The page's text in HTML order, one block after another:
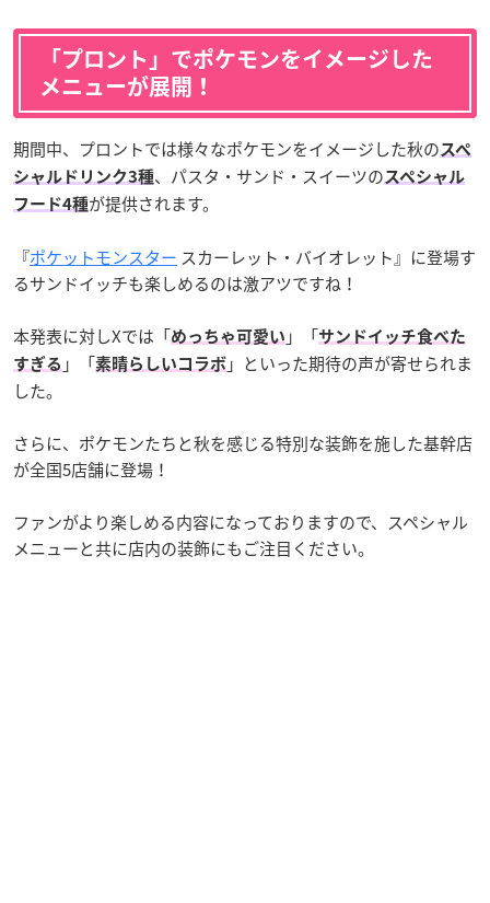
「プロント」でポケモンをイメージした
メニューが展開！
期間中、プロントでは様々なポケモンをイメージした秋の スペ
シャルドリンク3種、パスタ・サンド・スイーツの スペシャル
フード4種が提供されます。
『ポケットモンスター スカーレット・バイオレット』に登場す
るサンドイッチも楽しめるのは激アツですね！
本発表に対しXでは「めっちゃ可愛い 」「サンドイッチ食べた
すぎる 」「素晴らしいコラボ 」といった期待の声が寄せられま
した。
さらに、ポケモンたちと秋を感じる特別な装飾を施した基幹店
が全国5店舗に登場！
ファンがより楽しめる内容になっておりますので、スペシャル
メニューと共に店内の装飾にもご注目ください。